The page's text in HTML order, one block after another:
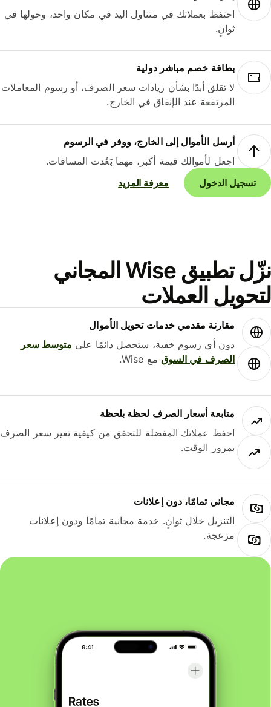
احتفظ بعملاتك في متناول اليد في مكان واحد، وحولها في
ثوانٍ.
بطاقة خصم مباشر دولية
لا تقلق أبدًا بشأن زيادات سعر الصرف، أو رسوم المعاملات
المرتفعة عند الإنفاق في الخارج.
أرسل الأموال إلى الخارج، ووفر في الرسوم
اجعل لأموالك قيمة أكبر، مهما بَعُدت المسافات.
تسجيل الدخول
معرفة المزيد
نزّل تطبيق Wise المجاني
العملات
مقارنة مقدمي خدمات تحويل الأموال
دون أي رسوم خفية، ستحصل دائمًا علىمتوسط ​​سعر
الصرف في السوقمع Wise.
متابعة أسعار الصرف لحظة بلحظة
احفظ عملاتك المفضلة للتحقق من كيفية تغير سعر الصرف
بمرور الوقت.
مجاني تمامًا، دون إعلانات
التنزيل خلال ثوانٍ. خدمة مجانية تمامًا ودون إعلانات
مزعجة.